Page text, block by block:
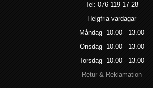
Tel: 076-119 17 28
Helgfria vardagar
Måndag 10.00 - 13.00
Onsdag 10.00 - 13.00
Torsdag 10.00 - 13.00
Retur & Reklamation